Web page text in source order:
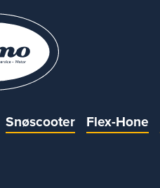
Snøscooter Flex-Hone